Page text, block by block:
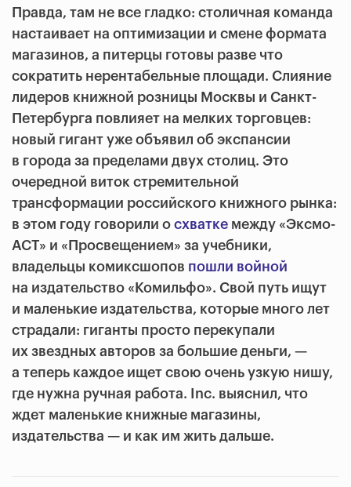
Правда, там не все гладко: столичная команда
настаивает на оптимизации и смене формата
магазинов, а питерцы готовы разве что
сократить нерентабельные площади. Слияние
лидеров книжной розницы Москвы и Санкт-
Петербурга повлияет на мелких торговцев:
новый гигант уже объявил об экспансии
в города за пределами двух столиц. Это
очередной виток стремительной
трансформации российского книжного рынка:
в этом году говорили о схватке между «Эксмо-
АСТ» и «Просвещением» за учебники,
владельцы комиксшопов пошли войной
на издательство «Комильфо». Свой путь ищут
и маленькие издательства, которые много лет
страдали: гиганты просто перекупали
их звездных авторов за большие деньги, —
a теперь каждое ищет свою очень узкую нишу,
где нужна ручная работа. Inc. выяснил, что
ждет маленькие книжные магазины,
издательства — и как им жить дальше.